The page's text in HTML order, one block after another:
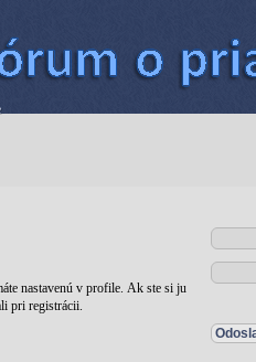
nastavenú v profile. Ak ste si ju
pri registrácii.